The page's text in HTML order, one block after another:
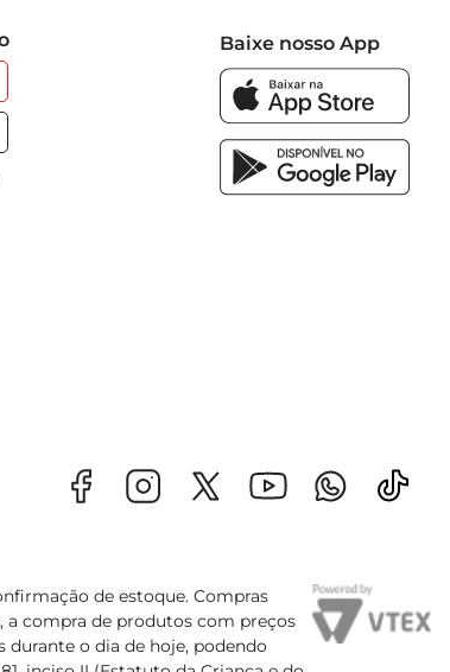
Baixe nosso App
de estoque. Compras
a compra de produtos com preços
durante o dia de hoje, podendo